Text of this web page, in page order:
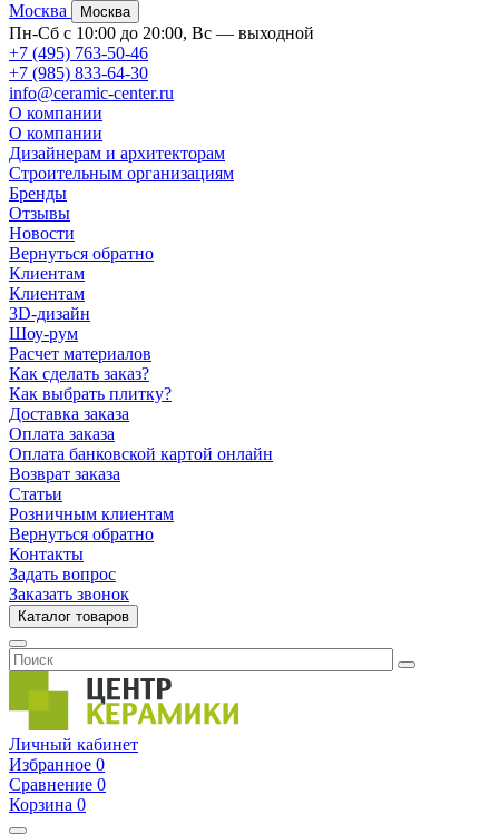
Москва
Москва
Пн-Сб с 10:00 до 20:00, Вс — выходной
+7 (495) 763-50-46
+7 (985) 833-64-30
info@ceramic-center.ru
О компании
О компании
Дизайнерам и архитекторам
Строительным организациям
Бренды
Отзывы
Новости
Вернуться обратно
Клиентам
Клиентам
3D-дизайн
Шоу-рум
Расчет материалов
Как сделать заказ?
Как выбрать плитку?
Доставка заказа
Оплата заказа
Оплата банковской картой онлайн
Возврат заказа
Статьи
Розничным клиентам
Вернуться обратно
Контакты
Задать вопрос
Заказать звонок
Каталог товаров
Личный кабинет
Избранное 0
Сравнение 0
Корзина 0